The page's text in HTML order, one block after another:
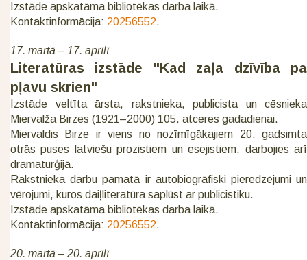
Izstāde apskatāma bibliotēkas darba laikā.
Kontaktinformācija: 20256552.
17. martā – 17. aprīlī
Literatūras izstāde "Kad zaļa dzīvība pa
pļavu skrien"
Izstāde veltīta ārsta, rakstnieka, publicista un cēsnieka
Miervalža Birzes (1921–2000) 105. atceres gadadienai.
Miervaldis Birze ir viens no nozīmīgākajiem 20. gadsimta
otrās puses latviešu prozistiem un esejistiem, darbojies arī
dramaturģijā.
Rakstnieka darbu pamatā ir autobiogrāfiski pieredzējumi un
vērojumi, kuros daiļliteratūra saplūst ar publicistiku.
Izstāde apskatāma bibliotēkas darba laikā.
Kontaktinformācija: 20256552.
20. martā – 20. aprīlī